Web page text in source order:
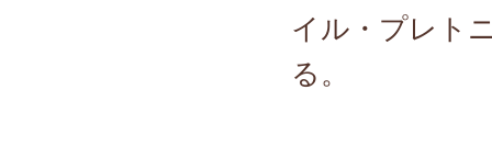
イル・プレト
る。